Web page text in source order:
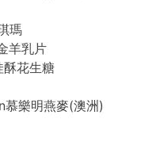
瑪
羊乳片
酥花生糖
慕樂明燕麥(澳洲)